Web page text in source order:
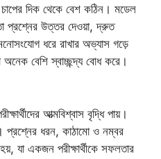
দিক থেকে বেশ কঠিন। মডেল
প্রশ্নের উত্তর দেওয়া, দ্রুত
ধরে রাখার অভ্যাস গড়ে
বেশি স্বাচ্ছন্দ্য বোধ করে।
আত্মবিশ্বাস বৃদ্ধি পায়।
প্রশ্নের ধরন, কাঠামো ও নম্বর
যা একজন পরীক্ষার্থীকে সফলতার